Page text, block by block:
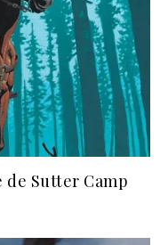
de Sutter Camp